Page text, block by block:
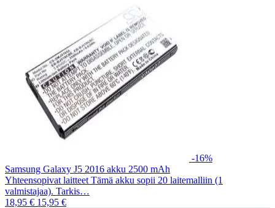
-16%
Samsung Galaxy J5 2016 akku 2500 mAh
Yhteensopivat laitteet Tämä akku sopii 20 laitemalliin (1
valmistajaa). Tarkis…
18,95 € 15,95 €